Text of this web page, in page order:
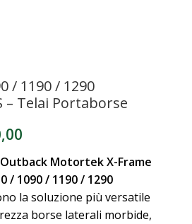
/ 1190 / 1290
– Telai Portaborse
Motortek X-Frame
/ 1090 / 1190 / 1290
la soluzione più versatile
borse laterali morbide,